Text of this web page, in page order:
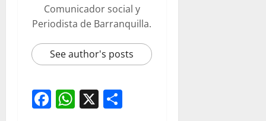
Comunicador social y
Periodista de Barranquilla.
See author's posts
Facebook
WhatsApp
X